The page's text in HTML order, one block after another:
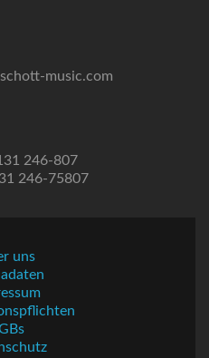
music.com
246-807
246-75807
uns